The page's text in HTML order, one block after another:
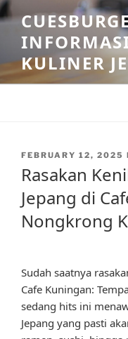
Skip
to
content
KULINER
POSTED
FEBRUARY 12, 2025
Rasakan
Jepang di
Nongkrong
Sudah saatnya
Cafe Kuningan:
sedang hits ini
Jepang yang pasti